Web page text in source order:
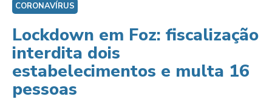
CORONAVÍRUS
Lockdown em Foz: fiscalização
interdita dois
estabelecimentos e multa 16
pessoas